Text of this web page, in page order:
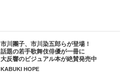
市川團子、市川染五郎らが登場！
話題の若手歌舞伎俳優が一冊に
大反響のビジュアル本が絶賛発売中
KABUKI HOPE